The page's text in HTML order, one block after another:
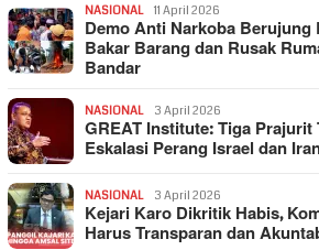
NASIONAL 11 April 2026
Demo Anti Narkoba
Bakar Barang dan Rusak
Bandar
NASIONAL 3 April 2026
GREAT Institute: Tiga
Eskalasi Perang Israel dan
NASIONAL 3 April 2026
Kejari Karo Dikritik Habis,
Harus Transparan dan